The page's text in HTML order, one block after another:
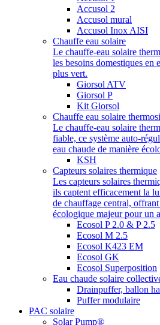
Accusol 2
Accusol mural
Accusol Inox AISI
Chauffe eau solaire
Le chauffe-eau solaire
les besoins domestiques en
plus vert.
Giorsol ATV
Giorsol P
Kit Giorsol
Chauffe eau solaire
Le chauffe-eau solaire
fiable, ce système auto-
eau chaude de manière
KSH
Capteurs solaires thermique
Les capteurs solaires
ils captent efficacement la
de chauffage central,
écologique majeur pour un
Ecosol P 2.0 & P 2.5
Ecosol M 2.5
Ecosol K423 EM
Ecosol GK
Ecosol Superposition
Eau chaude solaire
Drainpuffer, ballon
Puffer modulaire
PAC solaire
Solar Pump®